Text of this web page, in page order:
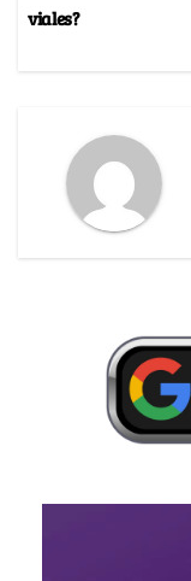
viales?